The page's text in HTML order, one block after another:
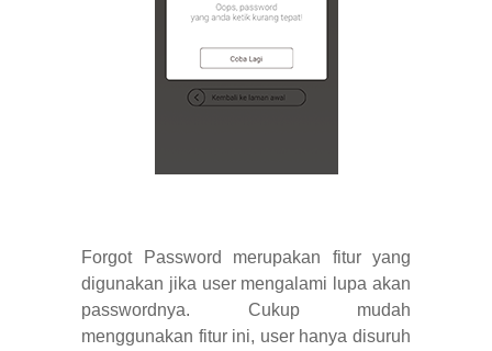
Forgot Password merupakan fitur yang
digunakan jika user mengalami lupa akan
passwordnya. Cukup mudah
menggunakan fitur ini, user hanya disuruh